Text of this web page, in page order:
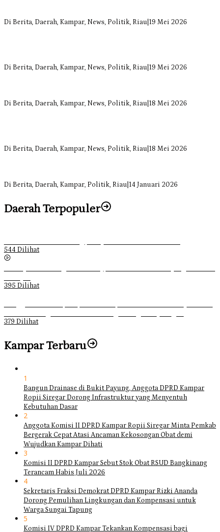
Di Berita, Daerah, Kampar, News, Politik, Riau 19 Mei 2026
Di Berita, Daerah, Kampar, News, Politik, Riau 19 Mei 2026
Di Berita, Daerah, Kampar, News, Politik, Riau 18 Mei 2026
Di Berita, Daerah, Kampar, News, Politik, Riau 18 Mei 2026
Di Berita, Daerah, Kampar, Politik, Riau 14 Januari 2026
Daerah Terpopuler
544 Dilihat
395 Dilihat
379 Dilihat
Kampar Terbaru
1
Bangun Drainase di Bukit Payung, Anggota DPRD Kampar
Ropii Siregar Dorong Infrastruktur yang Menyentuh
Kebutuhan Dasar
2
Anggota Komisi II DPRD Kampar Ropii Siregar Minta Pemkab
Bergerak Cepat Atasi Ancaman Kekosongan Obat demi
Wujudkan Kampar Dihati
3
Komisi II DPRD Kampar Sebut Stok Obat RSUD Bangkinang
Terancam Habis Juli 2026
4
Sekretaris Fraksi Demokrat DPRD Kampar Rizki Ananda
Dorong Pemulihan Lingkungan dan Kompensasi untuk
Warga Sungai Tapung
5
Komisi IV DPRD Kampar Tekankan Kompensasi bagi